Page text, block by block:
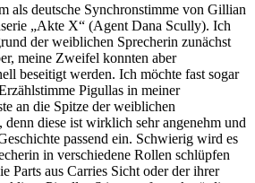
als deutsche Synchronstimme von Gillian
„Akte X“ (Agent Dana Scully). Ich
der weiblichen Sprecherin zunächst
meine Zweifel konnten aber
beseitigt werden. Ich möchte fast sogar
Pigullas in meiner
an die Spitze der weiblichen
denn diese ist wirklich sehr angenehm und
passend ein. Schwierig wird es
in verschiedene Rollen schlüpfen
Parts aus Carries Sicht oder der ihrer